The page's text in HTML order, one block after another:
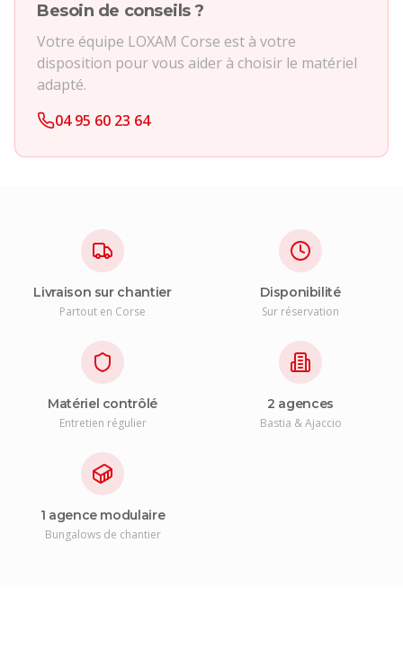
Besoin de conseils ?
Votre équipe LOXAM Corse est à votre
disposition pour vous aider à choisir le matériel
adapté.
04 95 60 23 64
Livraison sur chantier
Partout en Corse
Disponibilité
Sur réservation
Matériel contrôlé
Entretien régulier
2 agences
Bastia & Ajaccio
1 agence modulaire
Bungalows de chantier